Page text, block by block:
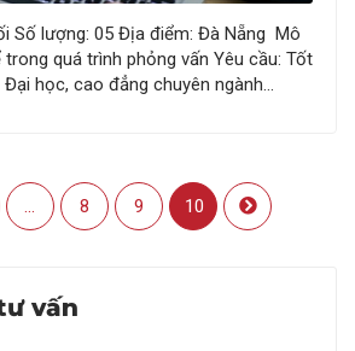
Số lượng: 05 Địa điểm: Đà Nẵng Mô
quá trình phỏng vấn Yêu cầu: Tốt
học, cao đẳng chuyên ngành
... 8 9 10
vấn